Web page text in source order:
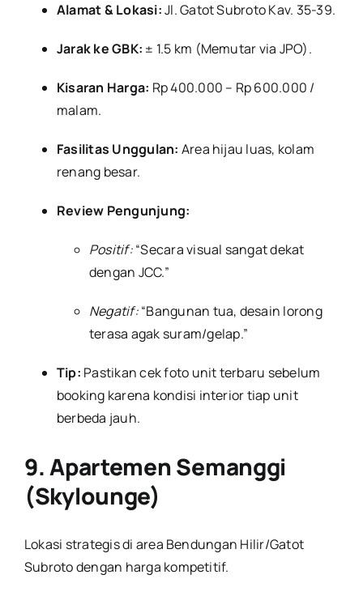
Alamat & Lokasi:Jl. Gatot Subroto Kav. 35-39.
Jarak ke GBK: ± 1.5 km (Memutar via JPO).
Kisaran Harga: Rp 400.000 – Rp 600.000 /
malam.
Fasilitas Unggulan: Area hijau luas, kolam
renang besar.
Review Pengunjung:
Positif:“Secara visual sangat dekat
dengan JCC.”
Negatif:“Bangunan tua, desain lorong
terasa agak suram/gelap.”
Tip: Pastikan cek foto unit terbaru sebelum
booking karena kondisi interior tiap unit
berbeda jauh.
9. Apartemen Semanggi
(Skylounge)
Lokasi strategis di area Bendungan Hilir/Gatot
Subroto dengan harga kompetitif.